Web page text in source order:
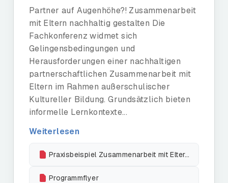
Partner auf Augenhöhe?! Zusammenarbeit
mit Eltern nachhaltig gestalten Die
Fachkonferenz widmet sich
Gelingensbedingungen und
Herausforderungen einer nachhaltigen
partnerschaftlichen Zusammenarbeit mit
Eltern im Rahmen außerschulischer
Kultureller Bildung. Grundsätzlich bieten
informelle Lernkontexte...
Weiterlesen
Praxisbeispiel Zusammenarbeit mit Eltern, Kunsthalle Bielefeld
Programmflyer